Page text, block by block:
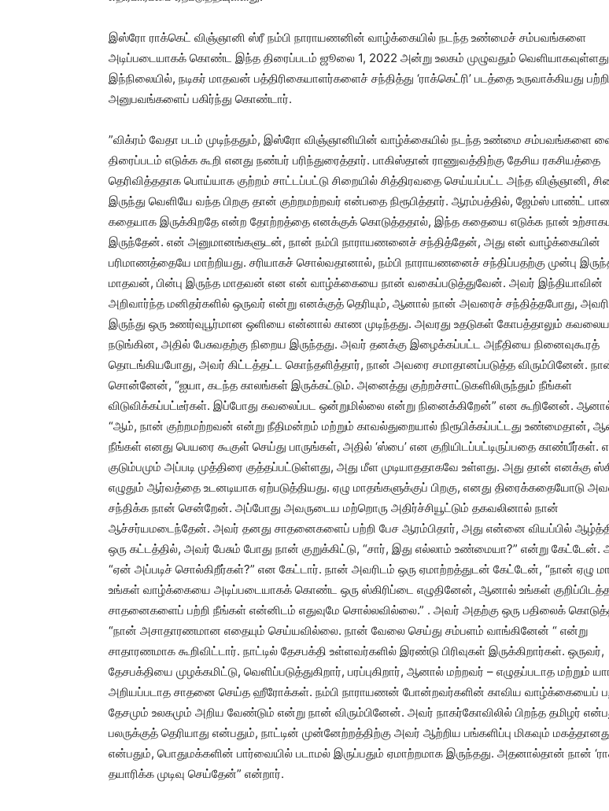
இஸ்ரோ ராக்கெட் விஞ்ஞானி ஸ்ரீ நம்பி நாராயணனின் வாழ்க்கையில் நடந்த உண்மைச் சம்பவங்களை
அடிப்படையாகக் கொண்ட இந்த திரைப்படம் ஜூலை 1, 2022 அன்று உலகம் முழுவதும்
இந்நிலையில், நடிகர் மாதவன் பத்திரிகையாளர்களைச் சந்தித்து ‘ராக்கெட்ரி’ படத்தை உருவாக்கியது
அனுபவங்களைப் பகிர்ந்து கொண்டார்.
”விக்ரம் வேதா படம் முடிந்ததும், இஸ்ரோ விஞ்ஞானியின் வாழ்க்கையில் நடந்த உண்மை சம்பவங்களை
திரைப்படம் எடுக்க கூறி எனது நண்பர் பரிந்துரைத்தார். பாகிஸ்தான் ராணுவத்திற்கு தேசிய ரகசியத்தை
தெரிவித்ததாக பொய்யாக குற்றம் சாட்டப்பட்டு சிறையில் சித்திரவதை செய்யப்பட்ட அந்த விஞ்ஞானி,
இருந்து வெளியே வந்த பிறகு தான் குற்றமற்றவர் என்பதை நிரூபித்தார். ஆரம்பத்தில், ஜேம்ஸ் பாண்ட்
கதையாக இருக்கிறதே என்ற தோற்றத்தை எனக்குக் கொடுத்ததால், இந்த கதையை எடுக்க நான்
இருந்தேன். என் அனுமானங்களுடன், நான் நம்பி நாராயணனைச் சந்தித்தேன், அது என் வாழ்க்கையின்
பரிமாணத்தையே மாற்றியது. சரியாகச் சொல்வதானால், நம்பி நாராயணனைச் சந்திப்பதற்கு முன்பு
மாதவன், பின்பு இருந்த மாதவன் என என் வாழ்க்கையை நான் வகைப்படுத்துவேன். அவர் இந்தியாவின்
அறிவார்ந்த மனிதர்களில் ஒருவர் என்று எனக்குத் தெரியும், ஆனால் நான் அவரைச் சந்தித்தபோது,
இருந்து ஒரு உணர்வுபூர்மான ஒளியை என்னால் காண முடிந்தது. அவரது உதடுகள் கோபத்தாலும்
நடுங்கின, அதில் பேசுவதற்கு நிறைய இருந்தது. அவர் தனக்கு இழைக்கப்பட்ட அநீதியை நினைவுகூரத்
தொடங்கியபோது, அவர் கிட்டத்தட்ட கொந்தளித்தார், நான் அவரை சமாதானப்படுத்த விரும்பினேன்.
சொன்னேன், “ஐயா, கடந்த காலங்கள் இருக்கட்டும். அனைத்து குற்றச்சாட்டுகளிலிருந்தும் நீங்கள்
விடுவிக்கப்பட்டீர்கள். இப்போது கவலைப்பட ஒன்றுமில்லை என்று நினைக்கிறேன்” என கூறினேன்.
“ஆம், நான் குற்றமற்றவன் என்று நீதிமன்றம் மற்றும் காவல்துறையால் நிரூபிக்கப்பட்டது உண்மைதான்,
நீங்கள் எனது பெயரை கூகுள் செய்து பாருங்கள், அதில் ‘ஸ்பை’ என குறியிடப்பட்டிருப்பதை காண்பீர்கள்.
குடும்பமும் அப்படி முத்திரை குத்தப்பட்டுள்ளது, அது மீள முடியாததாகவே உள்ளது. அது தான் எனக்கு
எழுதும் ஆர்வத்தை உடனடியாக ஏற்படுத்தியது. ஏழு மாதங்களுக்குப் பிறகு, எனது திரைக்கதையோடு
சந்திக்க நான் சென்றேன். அப்போது அவருடைய மற்றொரு அதிர்ச்சியூட்டும் தகவலினால் நான்
ஆச்சர்யமடைந்தேன். அவர் தனது சாதனைகளைப் பற்றி பேச ஆரம்பிதார், அது என்னை வியப்பில்
ஒரு கட்டத்தில், அவர் பேசும் போது நான் குறுக்கிட்டு, “சார், இது எல்லாம் உண்மையா?” என்று கேட்டேன்.
“ஏன் அப்படிச் சொல்கிறீர்கள்?” என கேட்டார். நான் அவரிடம் ஒரு ஏமாற்றத்துடன் கேட்டேன், “நான் ஏழு
உங்கள் வாழ்க்கையை அடிப்படையாகக் கொண்ட ஒரு ஸ்கிரிப்டை எழுதினேன், ஆனால் உங்கள்
சாதனைகளைப் பற்றி நீங்கள் என்னிடம் எதுவுமே சொல்லவில்லை.” . அவர் அதற்கு ஒரு பதிலைக்
“நான் அசாதாரணமான எதையும் செய்யவில்லை. நான் வேலை செய்து சம்பளம் வாங்கினேன் “ என்று
சாதாரணமாக கூறிவிட்டார். நாட்டில் தேசபக்தி உள்ளவர்களில் இரண்டு பிரிவுகள் இருக்கிறார்கள். ஒருவர்,
தேசபக்தியை முழக்கமிட்டு, வெளிப்படுத்துகிறார், பரப்புகிறார், ஆனால் மற்றவர் – எழுதப்படாத மற்றும்
அறியப்படாத சாதனை செய்த ஹீரோக்கள். நம்பி நாராயணன் போன்றவர்களின் காவிய வாழ்க்கையைப்
தேசமும் உலகமும் அறிய வேண்டும் என்று நான் விரும்பினேன். அவர் நாகர்கோவிலில் பிறந்த தமிழர்
பலருக்குத் தெரியாது என்பதும், நாட்டின் முன்னேற்றத்திற்கு அவர் ஆற்றிய பங்களிப்பு மிகவும்
என்பதும், பொதுமக்களின் பார்வையில் படாமல் இருப்பதும் ஏமாற்றமாக இருந்தது. அதனால்தான் நான்
தயாரிக்க முடிவு செய்தேன்” என்றார்.